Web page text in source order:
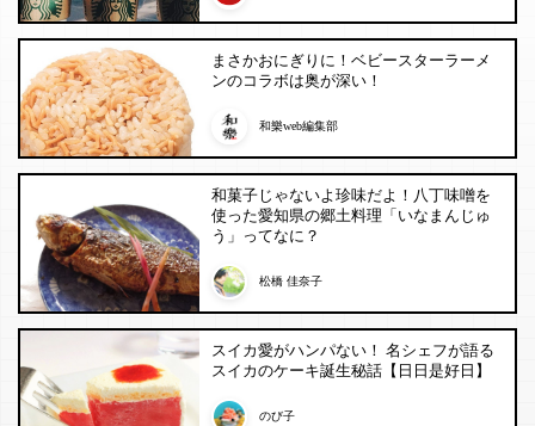
まさかおにぎりに！ベビースターラーメ
ンのコラボは奥が深い！
和樂web編集部
和菓子じゃないよ珍味だよ！八丁味噌を
使った愛知県の郷土料理「いなまんじゅ
う」ってなに？
松橋 佳奈子
スイカ愛がハンパない！ 名シェフが語る
スイカのケーキ誕生秘話【日日是好日】
のび子